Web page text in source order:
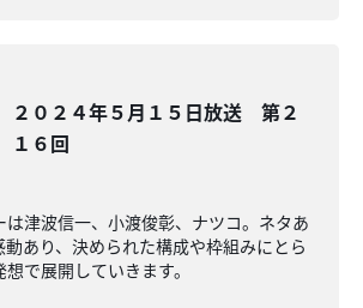
２０２４年５月１５日放送 第２
１６回
は津波信一、小渡俊彰、ナツコ。ネタあ
動あり、決められた構成や枠組みにとら
で展開していきます。